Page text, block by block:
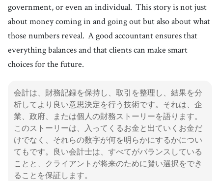
government, or even an individual. This story is not just
about money coming in and going out but also about what
those numbers reveal. A good accountant ensures that
everything balances and that clients can make smart
choices for the future.
会計は、財務記録を保持し、取引を整理し、結果を分
析してより良い意思決定を行う技術です。それは、企
業、政府、または個人の財務ストーリーを語ります。
このストーリーは、入ってくるお金と出ていくお金だ
けでなく、それらの数字が何を明らかにするかについ
てもです。良い会計士は、すべてがバランスしている
ことと、クライアントが将来のために賢い選択をでき
ることを保証します。